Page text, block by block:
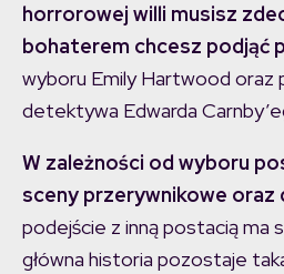
horrorowej willi musisz
bohaterem chcesz podjąć
wyboru Emily Hartwood oraz
detektywa Edwarda
W zależności od wyboru
sceny przerywnikowe oraz
podejście z inną postacią ma
główna historia pozostaje